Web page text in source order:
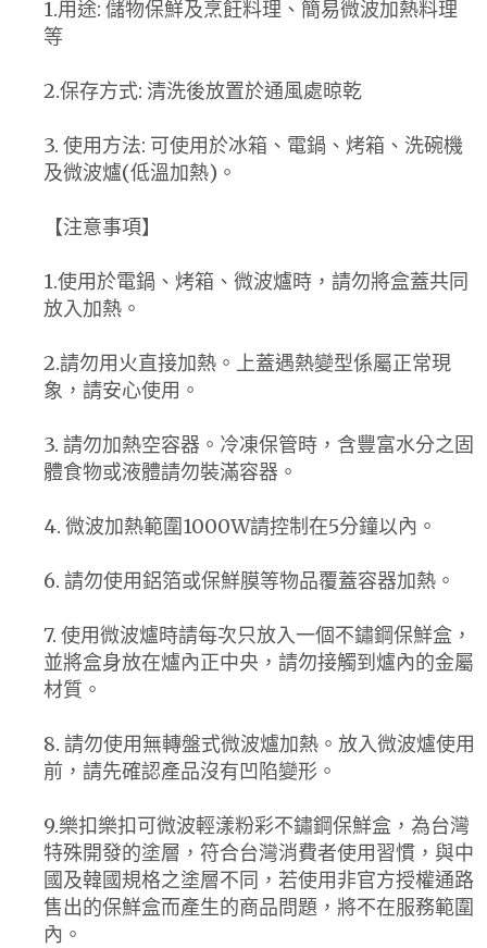
1.用途: 儲物保鮮及烹飪料理、簡易微波加熱料理
等
2.保存方式: 清洗後放置於通風處晾乾
3. 使用方法: 可使用於冰箱、電鍋、烤箱、洗碗機
及微波爐(低溫加熱)。
【注意事項】
1.使用於電鍋、烤箱、微波爐時，請勿將盒蓋共同
放入加熱。
2.請勿用火直接加熱。上蓋遇熱變型係屬正常現
象，請安心使用。
3. 請勿加熱空容器。冷凍保管時，含豐富水分之固
體食物或液體請勿裝滿容器。
4. 微波加熱範圍1000W請控制在5分鐘以內。
6. 請勿使用鋁箔或保鮮膜等物品覆蓋容器加熱。
7. 使用微波爐時請每次只放入一個不鏽鋼保鮮盒，
並將盒身放在爐內正中央，請勿接觸到爐內的金屬
材質。
8. 請勿使用無轉盤式微波爐加熱。放入微波爐使用
前，請先確認產品沒有凹陷變形。
9.樂扣樂扣可微波輕漾粉彩不鏽鋼保鮮盒，為台灣
特殊開發的塗層，符合台灣消費者使用習慣，與中
國及韓國規格之塗層不同，若使用非官方授權通路
售出的保鮮盒而產生的商品問題，將不在服務範圍
內。